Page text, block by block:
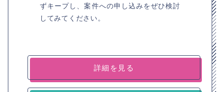
ずキープし、案件への申し込みをぜひ検討
してみてください。
詳細を見る